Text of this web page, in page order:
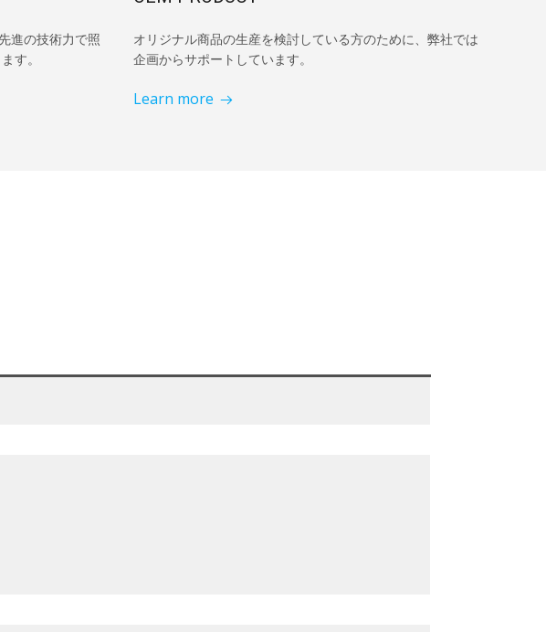
進の技術力で照
す。
オリジナル商品の生産を検討している方のために、弊社では
企画からサポートしています。
Learn more